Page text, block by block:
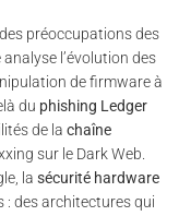
préoccupations des
l’évolution des
de firmware à
du phishing Ledger
de la chaîne
sur le Dark Web.
la sécurité hardware
: des architectures qui